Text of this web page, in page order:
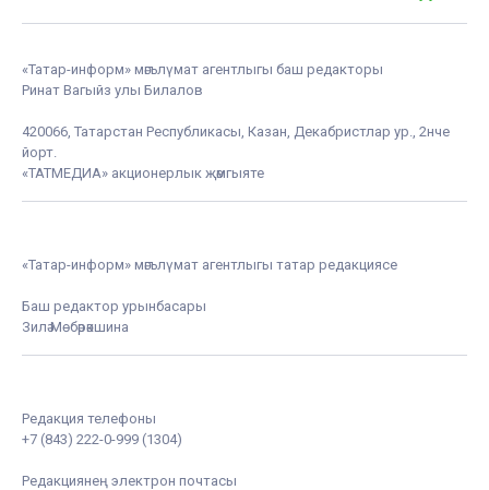
«Татар-информ» мәгълүмат агентлыгы баш редакторы
Ринат Вагыйз улы Билалов
420066, Татарстан Республикасы, Казан, Декабристлар ур., 2нче
йорт.
«ТАТМЕДИА» акционерлык җәмгыяте
«Татар-информ» мәгълүмат агентлыгы татар редакциясе
Баш редактор урынбасары
Зилә Мөбәрәкшина
Редакция телефоны
+7 (843) 222-0-999 (1304)
Редакциянең электрон почтасы